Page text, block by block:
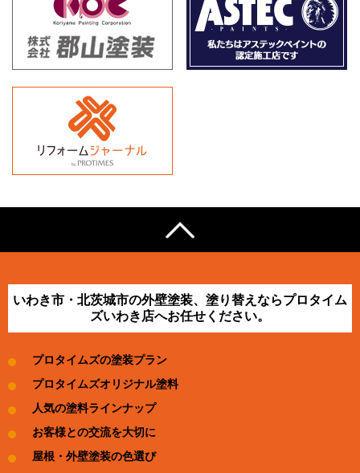
いわき市・北茨城市の外壁塗装、塗り替えならプロタイム
ズいわき店へお任せください。
プロタイムズの塗装プラン
プロタイムズオリジナル塗料
人気の塗料ラインナップ
お客様との交流を大切に
屋根・外壁塗装の色選び